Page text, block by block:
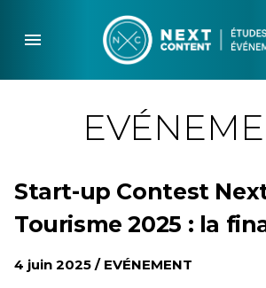
content
menu
Start-up Contest
Tourisme 2025 : la
4 juin 2025 / EVÉNEMENT